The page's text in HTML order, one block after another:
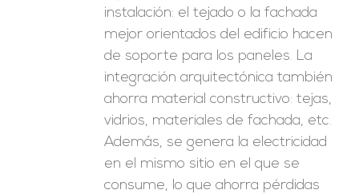
instalación: el tejado o la fachada
mejor orientados del edificio hacen
de soporte para los paneles. La
integración arquitectónica también
ahorra material constructivo: tejas,
vidrios, materiales de fachada, etc.
Además, se genera la electricidad
en el mismo sitio en el que se
consume, lo que ahorra pérdidas